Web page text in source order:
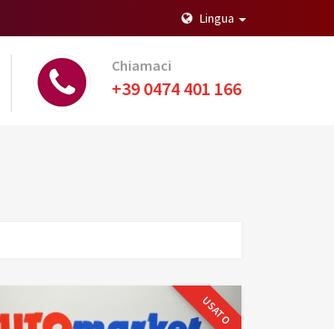
Lingua
Chiamaci
+39 0474 401 166
USATO